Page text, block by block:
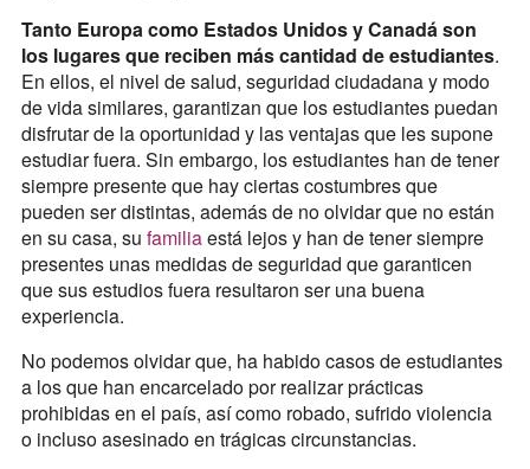
Tanto Europa como Estados Unidos y Canadá son
los lugares que reciben más cantidad de estudiantes.
En ellos, el nivel de salud, seguridad ciudadana y modo
de vida similares, garantizan que los estudiantes puedan
disfrutar de la oportunidad y las ventajas que les supone
estudiar fuera. Sin embargo, los estudiantes han de tener
siempre presente que hay ciertas costumbres que
pueden ser distintas, además de no olvidar que no están
en su casa, su familiaestá lejos y han de tener siempre
presentes unas medidas de seguridad que garanticen
que sus estudios fuera resultaron ser una buena
experiencia.
No podemos olvidar que, ha habido casos de estudiantes
a los que han encarcelado por realizar prácticas
prohibidas en el país, así como robado, sufrido violencia
o incluso asesinado en trágicas circunstancias.